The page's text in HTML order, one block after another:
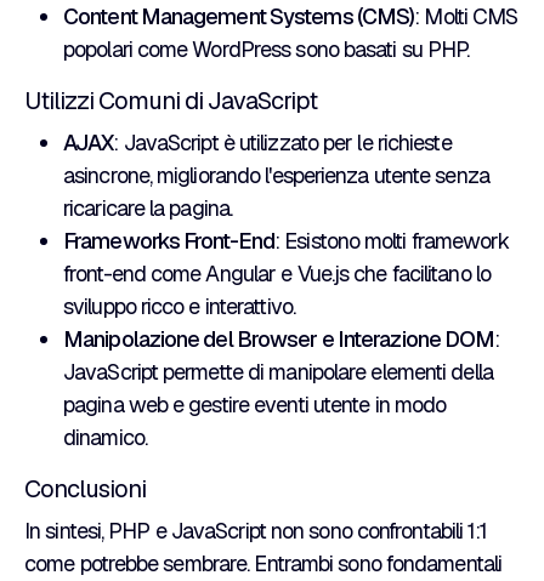
Content Management Systems (CMS): Molti CMS
popolari come WordPress sono basati su PHP.
Utilizzi Comuni di JavaScript
AJAX: JavaScript è utilizzato per le richieste
asincrone, migliorando l'esperienza utente senza
ricaricare la pagina.
Frameworks Front-End: Esistono molti framework
front-end come Angular e Vue.js che facilitano lo
sviluppo ricco e interattivo.
Manipolazione del Browser e Interazione DOM:
JavaScript permette di manipolare elementi della
pagina web e gestire eventi utente in modo
dinamico.
Conclusioni
In sintesi, PHP e JavaScript non sono confrontabili 1:1
come potrebbe sembrare. Entrambi sono fondamentali